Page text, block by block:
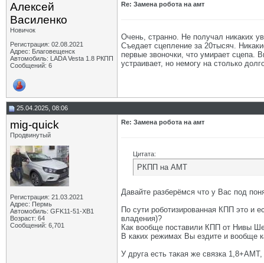
Алексей
Василенко
Новичок
Регистрация: 02.08.2021
Адрес: Благовещенск
Автомобиль: LADA Vesta 1.8 РКПП
Сообщений: 6
Re: Замена робота на амт
Очень, странно. Не получал никаких
Съедает сцепление за 20тысяч.
первые звоночки, что умирает сцепа.
устраивает, но немогу на столько
25.04.2025, 08:06
mig-quick
Продвинутый
Регистрация: 21.03.2021
Адрес: Пермь
Автомобиль: GFK11-51-ХВ1
Возраст: 64
Сообщений: 6,701
Re: Замена робота на амт
Цитата:
РКПП на АМТ
Давайте разберёмся что у Вас под
По сути роботизированная КПП это и
владения)?
Как вообще поставили КПП от Нивы
В каких режимах Вы ездите и вообще
У друга есть такая же связка